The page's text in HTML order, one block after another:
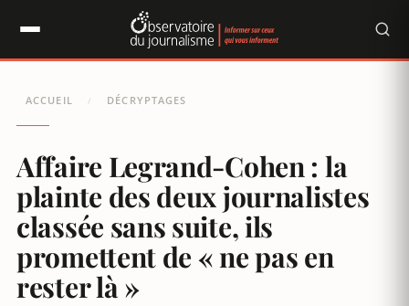
ACCUEIL / DÉCRYPTAGES
Affaire Legrand-Cohen : la
plainte des deux journalistes
classée sans suite, ils
promettent de « ne pas en
rester là »
Panneau de gestion des cookies